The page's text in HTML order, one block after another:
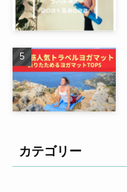
カテゴリー